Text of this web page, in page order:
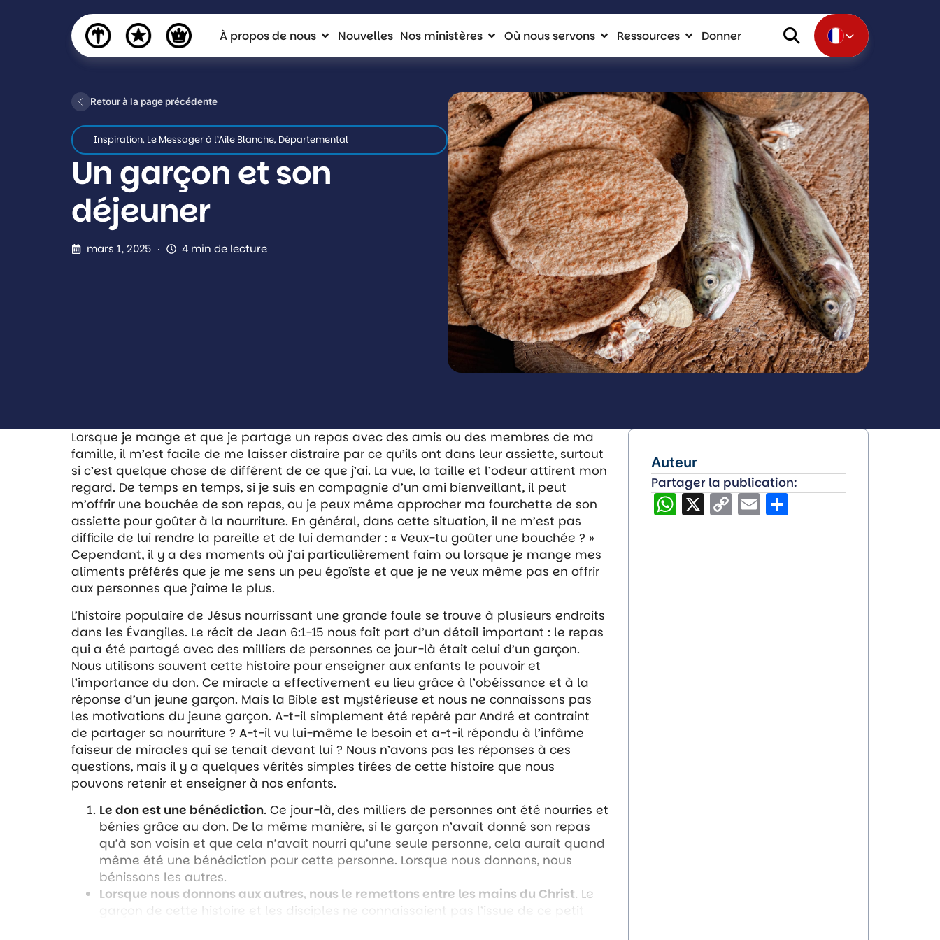
À propos de nous Nouvelles Nos ministères Où nous servons Ressources Donner
Retour à la page précédente
Inspiration, Le Messager à l’Aile Blanche, Départemental
Un garçon et son
déjeuner
mars 1, 2025 4 min de lecture
Lorsque je mange et que je partage un repas avec des amis ou des membres de ma
famille, il m’est facile de me laisser distraire par ce qu’ils ont dans leur assiette, surtout
si c’est quelque chose de différent de ce que j’ai. La vue, la taille et l’odeur attirent mon
regard. De temps en temps, si je suis en compagnie d’un ami bienveillant, il peut
m’offrir une bouchée de son repas, ou je peux même approcher ma fourchette de son
assiette pour goûter à la nourriture. En général, dans cette situation, il ne m’est pas
difficile de lui rendre la pareille et de lui demander : « Veux-tu goûter une bouchée ? »
Cependant, il y a des moments où j’ai particulièrement faim ou lorsque je mange mes
aliments préférés que je me sens un peu égoïste et que je ne veux même pas en offrir
aux personnes que j’aime le plus.
L’histoire populaire de Jésus nourrissant une grande foule se trouve à plusieurs endroits
dans les Évangiles. Le récit de Jean 6:1-15 nous fait part d’un détail important : le repas
qui a été partagé avec des milliers de personnes ce jour-là était celui d’un garçon.
Nous utilisons souvent cette histoire pour enseigner aux enfants le pouvoir et
l’importance du don. Ce miracle a effectivement eu lieu grâce à l’obéissance et à la
réponse d’un jeune garçon. Mais la Bible est mystérieuse et nous ne connaissons pas
les motivations du jeune garçon. A-t-il simplement été repéré par André et contraint
de partager sa nourriture ? A-t-il vu lui-même le besoin et a-t-il répondu à l’infâme
faiseur de miracles qui se tenait devant lui ? Nous n’avons pas les réponses à ces
questions, mais il y a quelques vérités simples tirées de cette histoire que nous
pouvons retenir et enseigner à nos enfants.
Le don est une bénédiction. Ce jour-là, des milliers de personnes ont été nourries et
bénies grâce au don. De la même manière, si le garçon n’avait donné son repas
qu’à son voisin et que cela n’avait nourri qu’une seule personne, cela aurait quand
même été une bénédiction pour cette personne. Lorsque nous donnons, nous
bénissons les autres.
Lorsque nous donnons aux autres, nous le remettons entre les mains du Christ. Le
garçon de cette histoire et les disciples ne connaissaient pas l’issue de ce petit
Auteur
Partager la publication:
WhatsApp
X
Copy
Email